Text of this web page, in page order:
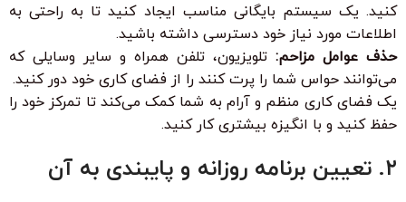
کنید. یک سیستم بایگانی مناسب ایجاد کنید تا به راحتی به
اطلاعات مورد نیاز خود دسترسی داشته باشید.
حذف عوامل مزاحم: تلویزیون، تلفن همراه و سایر وسایلی که
می‌توانند حواس شما را پرت کنند را از فضای کاری خود دور کنید.
یک فضای کاری منظم و آرام به شما کمک می‌کند تا تمرکز خود را
حفظ کنید و با انگیزه بیشتری کار کنید.
۲. تعیین برنامه روزانه و پایبندی به آن